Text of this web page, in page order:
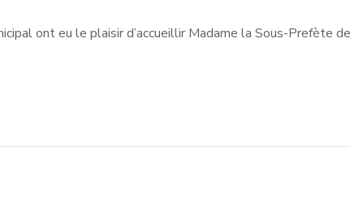
ont eu le plaisir d’accueillir Madame la Sous-Prefète